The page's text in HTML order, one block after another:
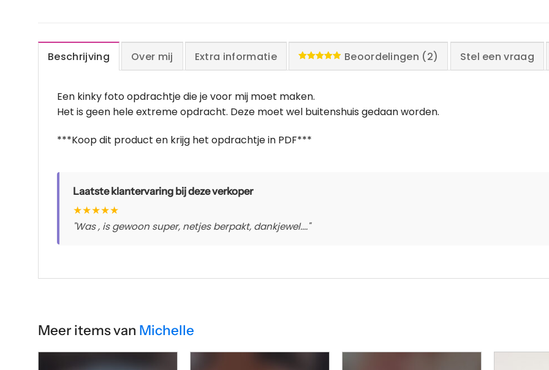
Beschrijving Over mij Extra informatie Beoordelingen (2) Stel een vraag
Een kinky foto opdrachtje die je voor mij moet maken.
Het is geen hele extreme opdracht. Deze moet wel buitenshuis gedaan worden.
***Koop dit product en krijg het opdrachtje in PDF***
Laatste klantervaring bij deze verkoper
★★★★★
"Was , is gewoon super, netjes berpakt, dankjewel...."
Meer items van Michelle